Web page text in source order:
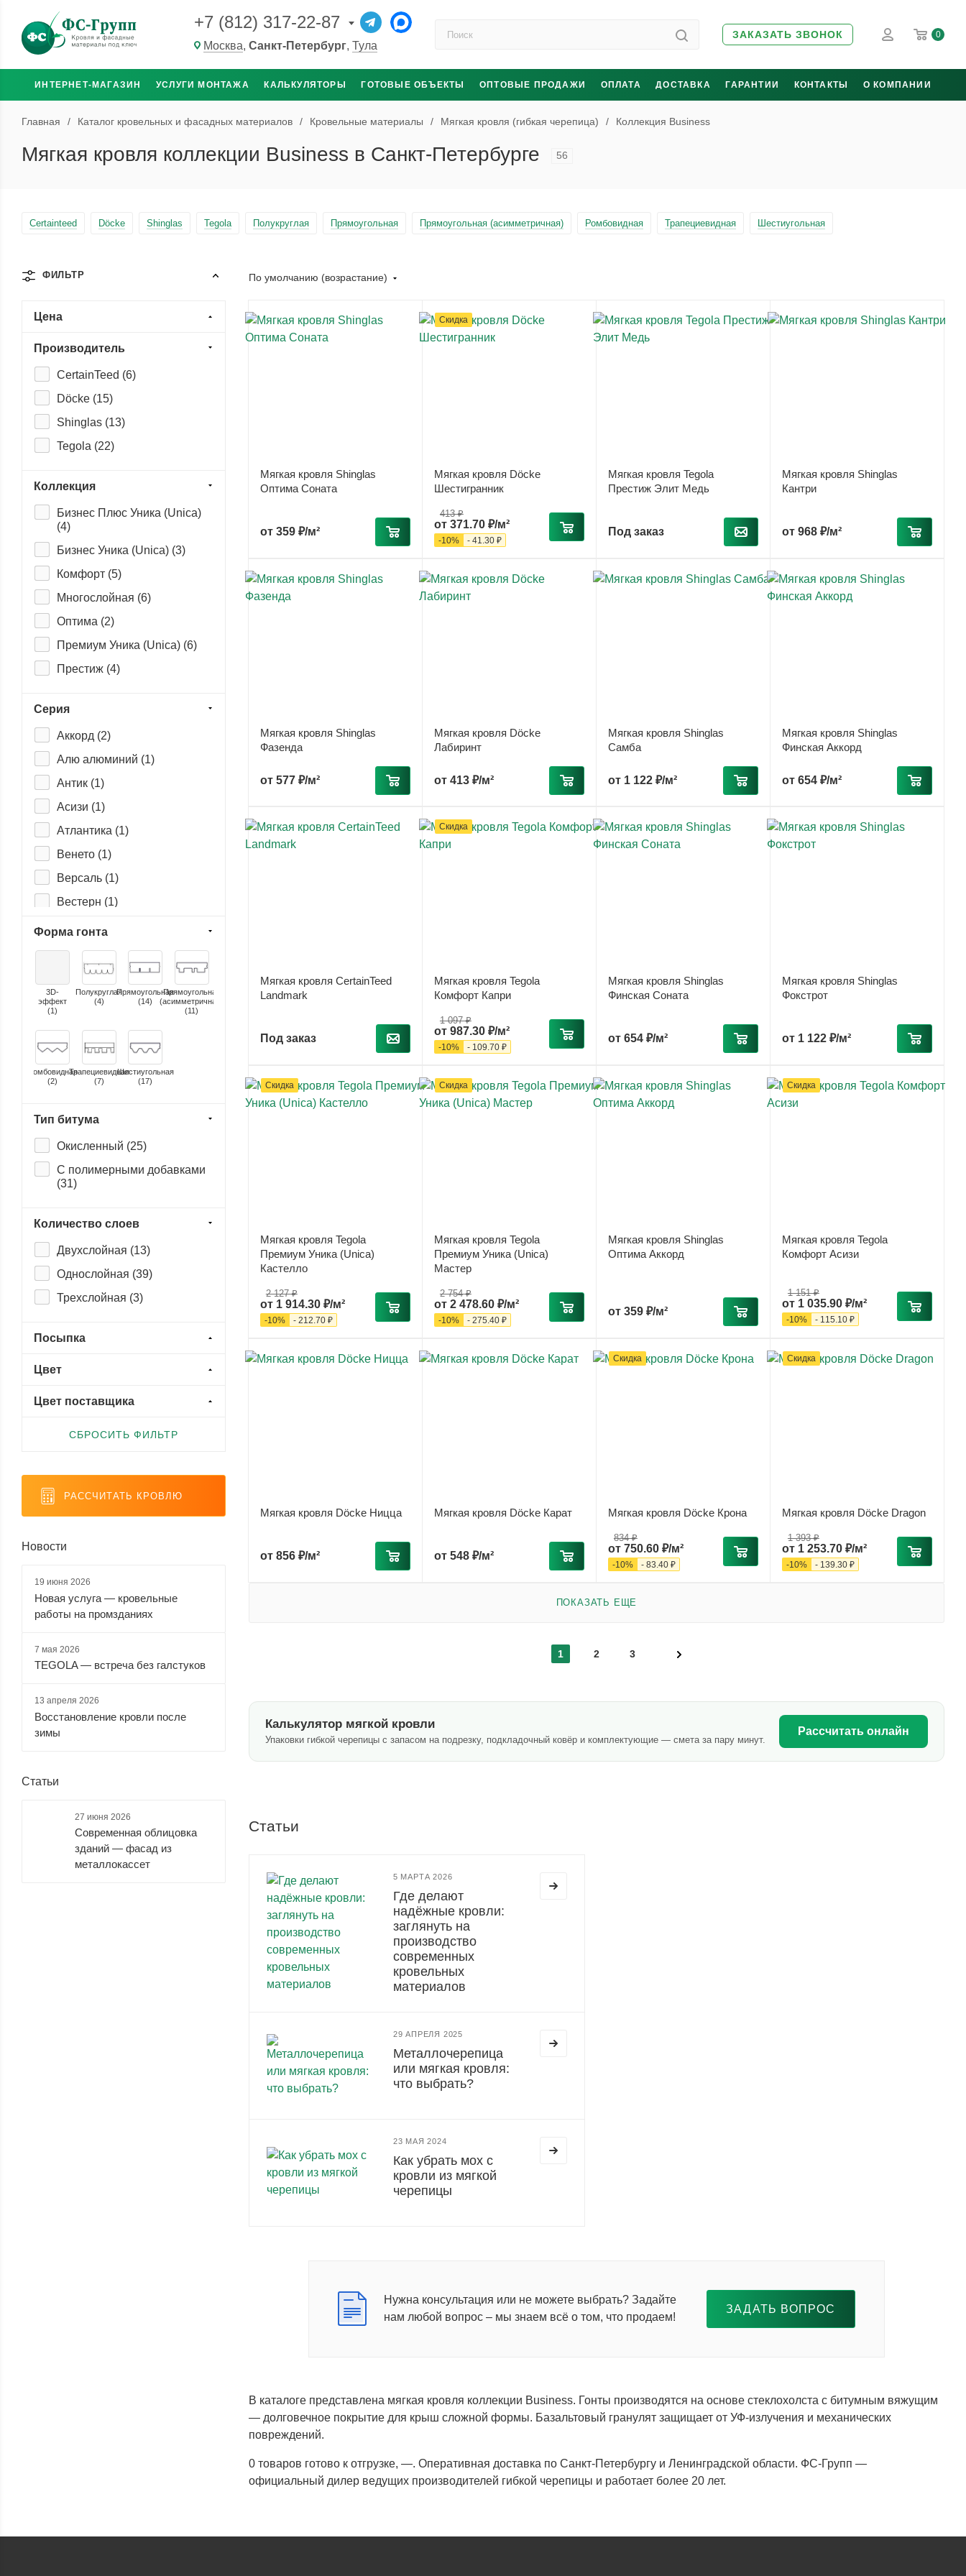
+7 (812) 317-22-87
Москва, Санкт-Петербург, Тула
ЗАКАЗАТЬ ЗВОНОК 0
ИНТЕРНЕТ-МАГАЗИН УСЛУГИ МОНТАЖА КАЛЬКУЛЯТОРЫ ГОТОВЫЕ ОБЪЕКТЫ ОПТОВЫЕ ПРОДАЖИ ОПЛАТА ДОСТАВКА ГАРАНТИИ КОНТАКТЫ О КОМПАНИИ
Главная / Каталог кровельных и фасадных материалов / Кровельные материалы / Мягкая кровля (гибкая черепица) / Коллекция Business
Мягкая кровля коллекции Business в Санкт-Петербурге 56
Certainteed Döcke Shinglas Tegola Полукруглая Прямоугольная Прямоугольная (асимметричная) Ромбовидная Трапециевидная Шестиугольная
По умолчанию (возрастание)
Мягкая кровля Shinglas
Оптима Соната
от 359 ₽/м²
Скидка
Мягкая кровля Döcke
Шестигранник
от 371.70 ₽/м²
413 ₽
-10% - 41.30 ₽
Мягкая кровля Tegola
Престиж Элит Медь
Под заказ
Мягкая кровля Shinglas
Кантри
от 968 ₽/м²
Мягкая кровля Shinglas
Фазенда
от 577 ₽/м²
Мягкая кровля Döcke
Лабиринт
от 413 ₽/м²
Мягкая кровля Shinglas
Самба
от 1 122 ₽/м²
Мягкая кровля Shinglas
Финская Аккорд
от 654 ₽/м²
Мягкая кровля CertainTeed
Landmark
Под заказ
Скидка
Мягкая кровля Tegola
Комфорт Капри
от 987.30 ₽/м²
1 097 ₽
-10% - 109.70 ₽
Мягкая кровля Shinglas
Финская Соната
от 654 ₽/м²
Мягкая кровля Shinglas
Фокстрот
от 1 122 ₽/м²
Скидка
Мягкая кровля Tegola
Премиум Уника (Unica)
Кастелло
от 1 914.30 ₽/м²
2 127 ₽
-10% - 212.70 ₽
Скидка
Мягкая кровля Tegola
Премиум Уника (Unica)
Мастер
от 2 478.60 ₽/м²
2 754 ₽
-10% - 275.40 ₽
Мягкая кровля Shinglas
Оптима Аккорд
от 359 ₽/м²
Скидка
Мягкая кровля Tegola
Комфорт Асизи
от 1 035.90 ₽/м²
1 151 ₽
-10% - 115.10 ₽
Мягкая кровля Döcke Ницца
от 856 ₽/м²
Мягкая кровля Döcke Карат
от 548 ₽/м²
Скидка
Мягкая кровля Döcke Крона
от 750.60 ₽/м²
834 ₽
-10% - 83.40 ₽
Скидка
Мягкая кровля Döcke Dragon
от 1 253.70 ₽/м²
1 393 ₽
-10% - 139.30 ₽
ПОКАЗАТЬ ЕЩЕ
1 2 3
Калькулятор мягкой кровли
Упаковки гибкой черепицы с запасом на подрезку, подкладочный ковёр и комплектующие — смета за пару минут.
Рассчитать онлайн
Статьи
5 МАРТА 2026
Где делают
надёжные кровли:
заглянуть на
производство
современных
кровельных
материалов
29 АПРЕЛЯ 2025
Металлочерепица
или мягкая кровля:
что выбрать?
23 МАЯ 2024
Как убрать мох с
кровли из мягкой
черепицы
Нужна консультация или не можете выбрать? Задайте
нам любой вопрос – мы знаем всё о том, что продаем!
ЗАДАТЬ ВОПРОС
В каталоге представлена мягкая кровля коллекции Business. Гонты производятся на основе стеклохолста с битумным вяжущим
— долговечное покрытие для крыш сложной формы. Базальтовый гранулят защищает от УФ-излучения и механических
повреждений.
0 товаров готово к отгрузке, —. Оперативная доставка по Санкт-Петербургу и Ленинградской области. ФС-Групп —
официальный дилер ведущих производителей гибкой черепицы и работает более 20 лет.
ФИЛЬТР
Цена
Производитель
CertainTeed (6)
Döcke (15)
Shinglas (13)
Tegola (22)
Коллекция
Бизнес Плюс Уника (Unica)
(4)
Бизнес Уника (Unica) (3)
Комфорт (5)
Многослойная (6)
Оптима (2)
Премиум Уника (Unica) (6)
Престиж (4)
Финская (
Classic (1)
Eurasia (2)
Europa (3
Premium (
Standard (3)
Серия
Аккорд (2)
Алю алюминий (1)
Антик (1)
Асизи (1)
Атлантика (1)
Венето (1)
Версаль (1)
Вестерн (1)
Генуя (1)
Готик (1)
Джаз (1)
Кадриль (1
Кантри (1)
Карат (1
Кастелло (
1)
Кельн (
Континент (
Лабиринт (1)
Лазио (1)
Либерти (1)
Матрица (
Медь (1)
Самба (1)
Сан-Ремо (1)
Сардиния (
Тегосолар (1)
Традишинал (1 )
Фокстрот (
Цюрих (
Шестигранник (
Carriage House (
)
CT 20 (1)
Форма гонта
3D-
эффект
(1)
Полукруглая
(4)
Прямоугольная
(14)
Прямоугольная
(асимметричная)
(11)
Ромбовидная
(2)
Трапециевидная
(7)
Шестиугольная
(17)
Тип битума
Окисленный (25)
С полимерными добавками
(31)
Количество слоев
Двухслойная (13)
Однослойная (39)
Трехслойная (3)
Посыпка
Цвет
Цвет поставщика
СБРОСИТЬ ФИЛЬТР
РАССЧИТАТЬ КРОВЛЮ
Новости
19 июня 2026
Новая услуга — кровельные
работы на промзданиях
7 мая 2026
TEGOLA — встреча без галстуков
13 апреля 2026
Восстановление кровли после
зимы
Статьи
27 июня 2026
Современная облицовка
зданий — фасад из
металлокассет